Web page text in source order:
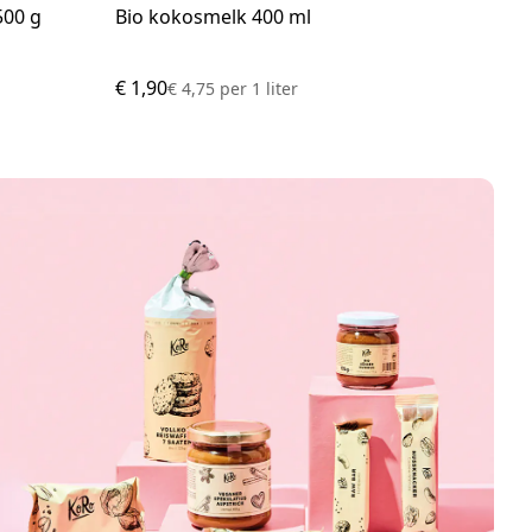
g Bio kokosmelk 400 ml
€ 1,90€ 4,75 per1 liter